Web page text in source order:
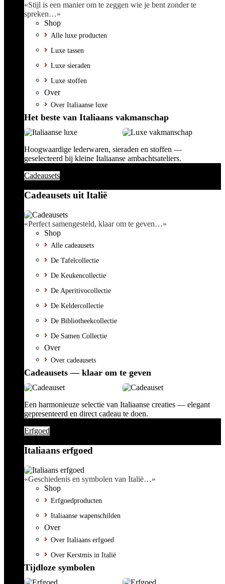
«Stijl is een manier om te zeggen wie je bent zonder te
spreken…»
Shop
Alle luxe producten
Luxe tassen
Luxe sieraden
Luxe stoffen
Over
Over Italiaanse luxe
Het beste van Italiaans vakmanschap
Hoogwaardige lederwaren, sieraden en stoffen —
geselecteerd bij kleine Italiaanse ambachtsateliers.
Cadeausets
Cadeausets uit Italië
«Perfect samengesteld, klaar om te geven…»
Shop
Alle cadeausets
De Tafelcollectie
De Keukencollectie
De Aperitivocollectie
De Keldercollectie
De Bibliotheekcollectie
De Samen Collectie
Over
Over cadeausets
Cadeausets — klaar om te geven
Een harmonieuze selectie van Italiaanse creaties — elegant
gepresenteerd en direct cadeau te doen.
Erfgoed
Italiaans erfgoed
«Geschiedenis en symbolen van Italië…»
Shop
Erfgoedproducten
Italiaanse wapenschilden
Over
Over Italiaans erfgoed
Over Kerstmis in Italië
Tijdloze symbolen